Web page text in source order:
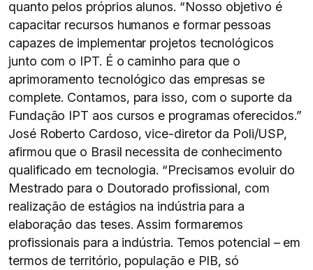
quanto pelos próprios alunos. “Nosso objetivo é
capacitar recursos humanos e formar pessoas
capazes de implementar projetos tecnológicos
junto com o IPT. É o caminho para que o
aprimoramento tecnológico das empresas se
complete. Contamos, para isso, com o suporte da
Fundação IPT aos cursos e programas oferecidos.”
José Roberto Cardoso, vice-diretor da Poli/USP,
afirmou que o Brasil necessita de conhecimento
qualificado em tecnologia. “Precisamos evoluir do
Mestrado para o Doutorado profissional, com
realização de estágios na indústria para a
elaboração das teses. Assim formaremos
profissionais para a indústria. Temos potencial – em
termos de território, população e PIB, só